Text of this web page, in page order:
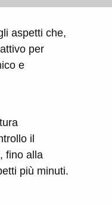
aspetti che,
per
e
il
fino alla
più minuti.